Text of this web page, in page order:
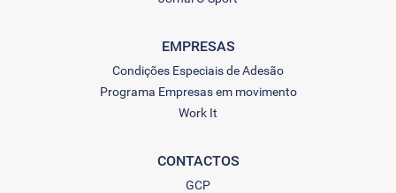
EMPRESAS
Condições Especiais de Adesão
Programa Empresas em movimento
Work It
CONTACTOS
GCP